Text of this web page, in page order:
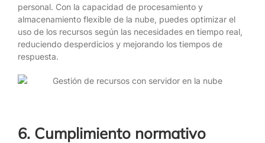
personal. Con la capacidad de procesamiento y
almacenamiento flexible de la nube, puedes optimizar el
uso de los recursos según las necesidades en tiempo real,
reduciendo desperdicios y mejorando los tiempos de
respuesta.
6. Cumplimiento normativo